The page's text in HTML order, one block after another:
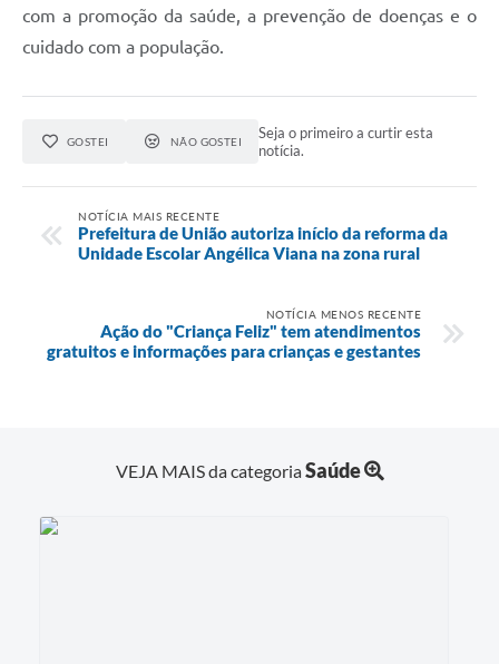
com a promoção da saúde, a prevenção de doenças e o
cuidado com a população.
GOSTEI NÃO GOSTEI
Seja o primeiro a curtir esta
notícia.
NOTÍCIA MAIS RECENTE
Prefeitura de União autoriza início da reforma da
Unidade Escolar Angélica Viana na zona rural
NOTÍCIA MENOS RECENTE
Ação do "Criança Feliz" tem atendimentos
gratuitos e informações para crianças e gestantes
VEJA MAIS da categoriaSaúde